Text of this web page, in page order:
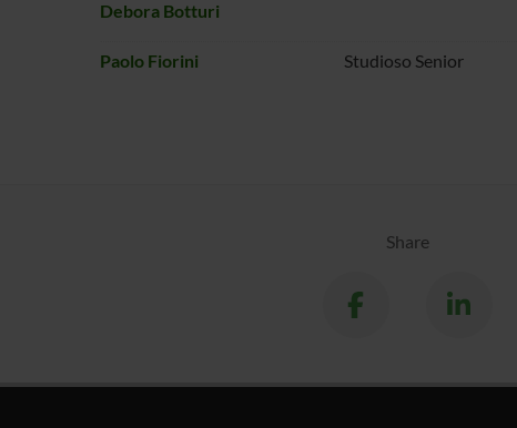
Debora Botturi
Paolo Fiorini Studioso Senior
Share